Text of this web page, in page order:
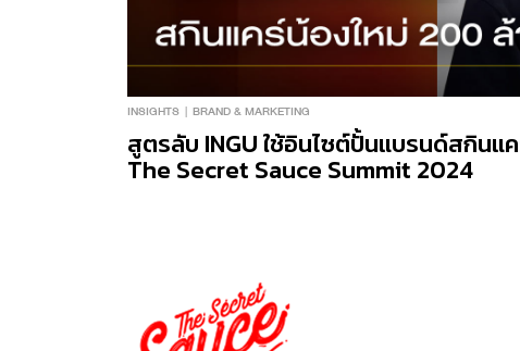
INSIGHTS BRAND & MARKETING
สูตรลับ INGU ใช้อินไซต์ปั้นแบรนด์สกินแ
The Secret Sauce Summit 2024